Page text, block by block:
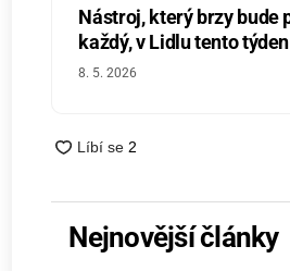
Nástroj, který brzy bude
každý, v Lidlu tento
8. 5. 2026
Nejnovější články